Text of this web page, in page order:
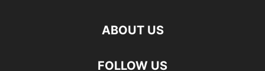
ABOUT US
FOLLOW US